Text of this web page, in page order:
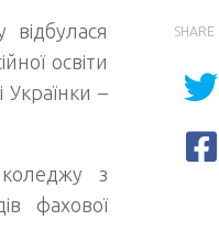
освіти
Українки –
з
фахової
SHARE